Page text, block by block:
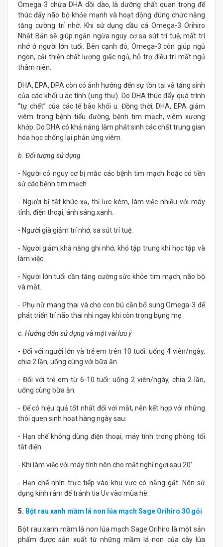
Omega 3 chứa DHA dồi dào, là dưỡng chất quan trọng để
thúc đẩy não bộ khỏe mạnh và hoạt động đúng chức năng
tăng cường trí nhớ. Khi sử dụng dầu cá Omega-3 Orihiro
Nhật Bản sẽ giúp ngăn ngừa nguy cơ sa sút trí tuệ, mất trí
nhớ ở người lớn tuổi. Bên cạnh đó, Omega-3 còn giúp ngủ
ngon, cải thiện chất lượng giấc ngủ, hỗ trợ điều trị mất ngủ
thâm niên.
DHA, EPA, DPA còn có ảnh hưởng đến sự tồn tại và tăng sinh
của các khối u ác tính (ung thư). Do DHA thúc đẩy quá trình
“tự chết” của các tế bào khối u. Đồng thời, DHA, EPA giảm
viêm trong bệnh tiểu đường, bệnh tim mạch, viêm xương
khớp. Do DHA có khả năng làm phát sinh các chất trung gian
hóa học chống lại phản ứng viêm.
b. Đối tượng sử dụng
- Người có nguy cơ bị mắc các bệnh tim mạch hoặc có tiền
sử các bệnh tim mạch
- Người bị tật khúc xạ, thị lực kém, làm việc nhiều với máy
tính, điện thoại, ánh sáng xanh.
- Người già giảm trí nhớ, sa sút trí tuệ.
- Người giảm khả năng ghi nhớ, khó tập trung khi học tập và
làm việc.
- Người lớn tuổi cần tăng cường sức khỏe tim mạch, não bộ
và mắt.
- Phụ nữ mang thai và cho con bú cần bổ sung Omega-3 để
phát triển trí não thai nhi ngay khi còn trong bụng mẹ
c. Hướng dẫn sử dụng và một vài lưu ý
- Đối với người lớn và trẻ em trên 10 tuổi: uống 4 viên/ngày,
chia 2 lần, uống cùng với bữa ăn.
- Đối với trẻ em từ 6-10 tuổi: uống 2 viên/ngày, chia 2 lần,
uống cùng bữa ăn.
- Để có hiệu quả tốt nhất đối với mắt, nên kết hợp với những
thói quen sinh hoạt hàng ngày sau:
- Hạn chế không dùng điện thoại, máy tính trong phòng tối
tắt điện
- Khi làm việc với máy tính nên cho mắt nghỉ ngơi sau 20’
- Hạn chế nhìn trực tiếp vào khu vực có nắng gắt. Nên sử
dụng kính râm để tránh tia Uv vào mùa hè.
5. Bột rau xanh mầm lá non lúa mạch Sage Orihiro 30 gói
Bột rau xanh mầm lá non lúa mạch Sage Orihiro là một sản
phẩm được sản xuất từ những mầm lá non của cây lúa